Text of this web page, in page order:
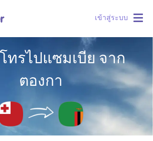
เข้าสู่ระบบ
ทรไปแซมเบีย จาก
ตองกา